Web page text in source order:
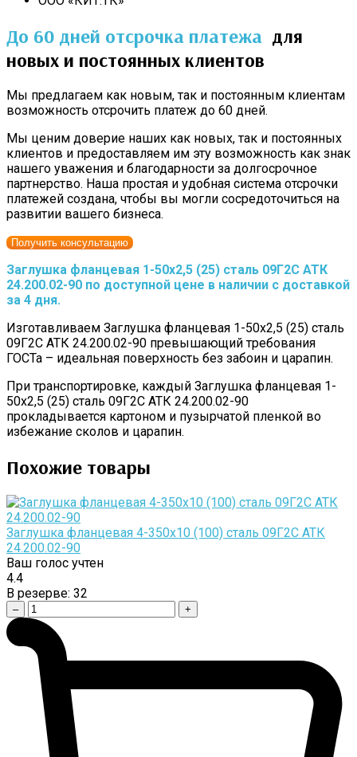
До 60 дней отсрочка платежа для
новых и постоянных клиентов
Мы предлагаем как новым, так и постоянным клиентам
возможность отсрочить платеж до 60 дней.
Мы ценим доверие наших как новых, так и постоянных
клиентов и предоставляем им эту возможность как знак
нашего уважения и благодарности за долгосрочное
партнерство. Наша простая и удобная система отсрочки
платежей создана, чтобы вы могли сосредоточиться на
развитии вашего бизнеса.
Получить консультацию
Заглушка фланцевая 1-50х2,5 (25) сталь 09Г2С АТК
24.200.02-90 по доступной цене в наличии с доставкой
за 4 дня.
Изготавливаем Заглушка фланцевая 1-50х2,5 (25) сталь
09Г2С АТК 24.200.02-90 превышающий требования
ГОСТа – идеальная поверхность без забоин и царапин.
При транспортировке, каждый Заглушка фланцевая 1-
50х2,5 (25) сталь 09Г2С АТК 24.200.02-90
прокладывается картоном и пузырчатой пленкой во
избежание сколов и царапин.
Похожие товары
Заглушка фланцевая 4-350х10 (100) сталь 09Г2С АТК
24.200.02-90
Ваш голос учтен
4.4
В резерве: 32
– +